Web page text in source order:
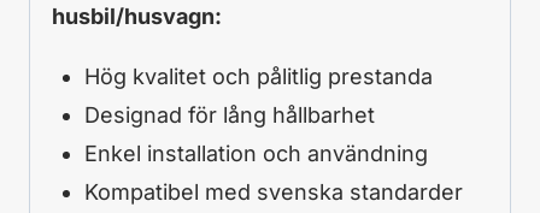
husbil/husvagn:
Hög kvalitet och pålitlig prestanda
Designad för lång hållbarhet
Enkel installation och användning
Kompatibel med svenska standarder